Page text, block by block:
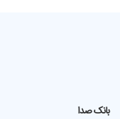
بانک صدا